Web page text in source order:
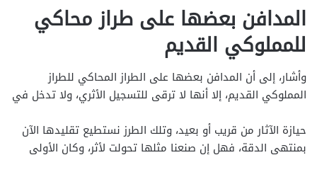
المدافن بعضها على طراز محاكي
للمملوكي القديم
وأشار، إلى أن المدافن بعضها على الطراز المحاكي للطراز
المملوكي القديم، إلا أنها لا ترقى للتسجيل الأثري، ولا تدخل في
حيازة الآثار من قريب أو بعيد، وتلك الطرز نستطيع تقليدها الآن
بمنتهى الدقة، فهل إن صنعنا مثلها تحولت لأثر، وكان الأولى